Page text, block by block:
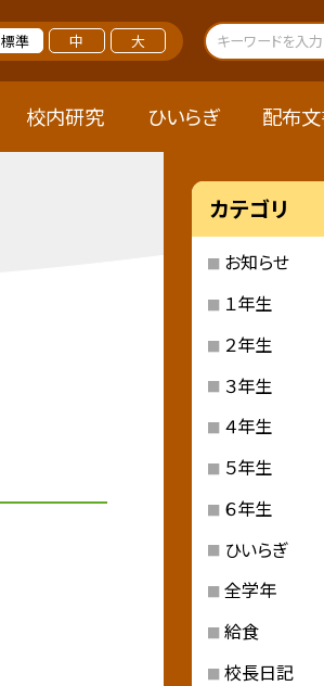
標準 中 大
校内研究 ひいらぎ 配布
カテゴリ
お知らせ
１年生
２年生
３年生
４年生
５年生
６年生
ひいらぎ
全学年
給食
校長日記